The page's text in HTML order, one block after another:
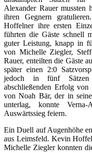
Alexander Rauer mussten
ihren Gegnern
Hoffelner ihre ersten
führten die Gäste schnell
guter Leistung, knapp in
von Michelle Ziegler,
Rauer, enteilten die Gäste
später einen 2:0
jedoch in fünf Sätzen
abschließenden Erfolg
von Noah Bär, der in
unterlag, konnte
Auswärtssieg feiern.
Ein Duell auf Augenhöhe
aus Leimsfeld. Kevin
Michelle Ziegler konnten